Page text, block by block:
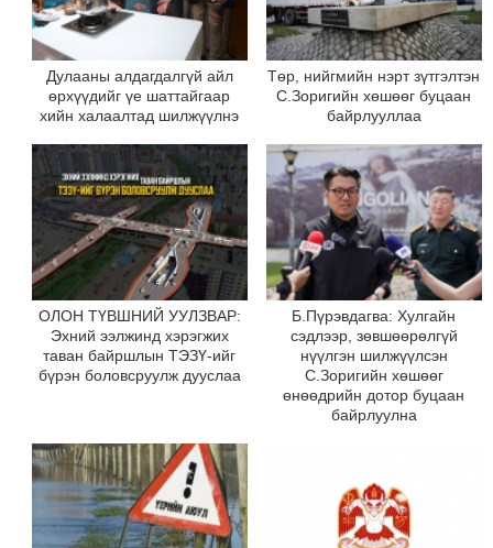
Дулааны алдагдалгүй айл
өрхүүдийг үе шаттайгаар
хийн халаалтад шилжүүлнэ
Төр, нийгмийн нэрт зүтгэлтэн
С.Зоригийн хөшөөг буцаан
байрлууллаа
ОЛОН ТҮВШНИЙ УУЛЗВАР:
Эхний ээлжинд хэрэгжих
таван байршлын ТЭЗҮ-ийг
бүрэн боловсруулж дууслаа
Б.Пүрэвдагва: Хулгайн
сэдлээр, зөвшөөрөлгүй
нүүлгэн шилжүүлсэн
С.Зоригийн хөшөөг
өнөөдрийн дотор буцаан
байрлуулна